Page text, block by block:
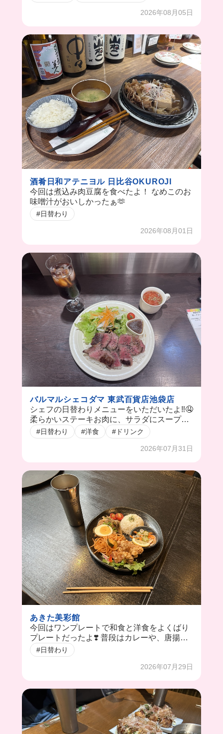
2026年08月05日
酒肴日和アテニヨル 日比谷OKUROJI
今回は煮込み肉豆腐を食べたよ！ なめこのお
味噌汁がおいしかったぁ🫶
#日替わり
2026年08月01日
バルマルシェコダマ 東武百貨店池袋店
シェフの日替わりメニューをいただいたよ‼️🤤
柔らかいステーキお肉に、サラダにスープも
まで付いてきて幸せすぎた🥺💗 ソフトドリン
クも自分で入れて飲むことができるよ🥤今日
はアイスティーにした🥰 これを励みに毎日頑
#日替わり #洋食 #ドリンク
2026年07月31日
あきた美彩館
今回はワンプレートで和食と洋食をよくばり
プレートだったよ❣️ 普段はカレーや、唐揚
げ、ハンバーグなどお肉を使った料理などさ
まざま出てくるんだって😳✨
#日替わり
2026年07月29日